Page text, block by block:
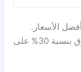
الأسعار.
30% على